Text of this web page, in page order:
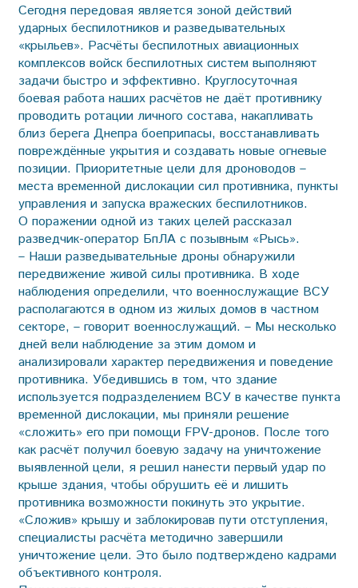
Сегодня передовая является зоной действий
ударных беспилотников и разведывательных
«крыльев». Расчёты беспилотных авиационных
комплексов войск беспилотных систем выполняют
задачи быстро и эффективно. Круглосуточная
боевая работа наших расчётов не даёт противнику
проводить ротации личного состава, накапливать
близ берега Днепра боеприпасы, восстанавливать
повреждённые укрытия и создавать новые огневые
позиции. Приоритетные цели для дроноводов –
места временной дислокации сил противника, пункты
управления и запуска вражеских беспилотников.
О поражении одной из таких целей рассказал
разведчик-оператор БпЛА с позывным «Рысь».
– Наши разведывательные дроны обнаружили
передвижение живой силы противника. В ходе
наблюдения определили, что военнослужащие ВСУ
располагаются в одном из жилых домов в частном
секторе, – говорит военнослужащий. – Мы несколько
дней вели наблюдение за этим домом и
анализировали характер передвижения и поведение
противника. Убедившись в том, что здание
используется подразделением ВСУ в качестве пункта
временной дислокации, мы приняли решение
«сложить» его при помощи FPV-дронов. После того
как расчёт получил боевую задачу на уничтожение
выявленной цели, я решил нанести первый удар по
крыше здания, чтобы обрушить её и лишить
противника возможности покинуть это укрытие.
«Сложив» крышу и заблокировав пути отступления,
специалисты расчёта методично завершили
уничтожение цели. Это было подтверждено кадрами
объективного контроля.